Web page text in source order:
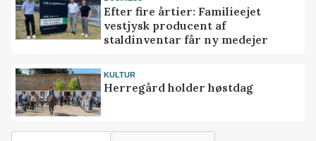
Efter fire årtier: Familieejet
vestjysk producent af
staldinventar får ny medejer
KULTUR
Herregård holder høstdag